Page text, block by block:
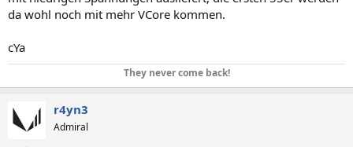
da wohl noch mit mehr VCore kommen.
cYa
They never come back!
r4yn3
Admiral